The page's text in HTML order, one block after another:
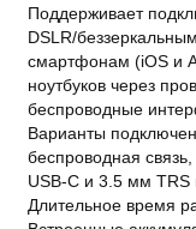
Поддерживает
DSLR/
смартфонам (iOS и
ноутбуков через
беспроводные
Варианты
беспроводная
USB-C и 3.5 мм TRS
Длительное время